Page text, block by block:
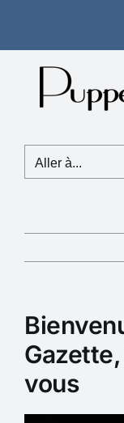
contenu
Aller à...
vous